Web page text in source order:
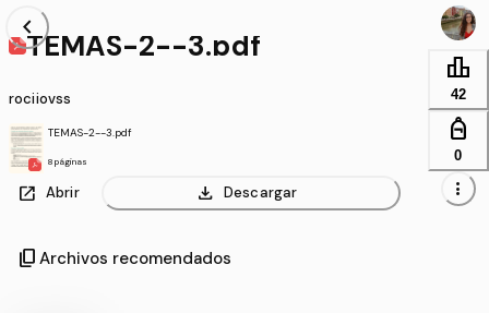
chevron_left
TEMAS-2--3.pdf
rociiovss
TEMAS-2--3.pdf
8 páginas
open_in_new Abrir download Descargar
leaderboard
42
personal_bag
0
more_vert
content_copy Archivos recomendados